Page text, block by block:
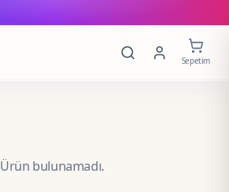
Sepetim
Ürün bulunamadı.